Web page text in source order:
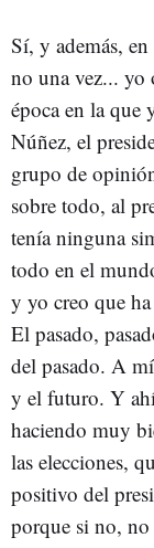
Sí, y además,
no una vez... yo
época en la que
Núñez, el
grupo de
sobre todo, al
tenía ninguna
todo en el
y yo creo que
El pasado,
del pasado. A
y el futuro. Y
haciendo muy
las elecciones,
positivo del
porque si no, no